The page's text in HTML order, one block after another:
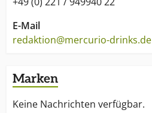
E-Mail
redaktion@mercurio-drinks.de
Marken
Keine Nachrichten verfügbar.